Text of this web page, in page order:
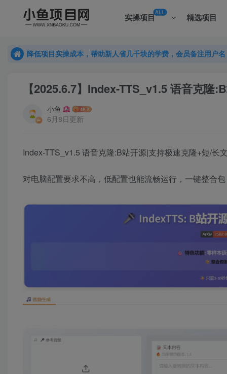
实操项目ALL 精选项目
降低项目实操成本，帮助新人省几千块的学费，会员备注用户
降低项目实操成本，帮助新人省几千块的学费，会员备注用户
【2025.6.7】Index-TTS_v1.5 语音克
小鱼
6月8日更新
Index-TTS_v1.5 语音克隆:B站开源|支持极速克隆+短/长
对电脑配置要求不高，低配置也能流畅运行，一键整合